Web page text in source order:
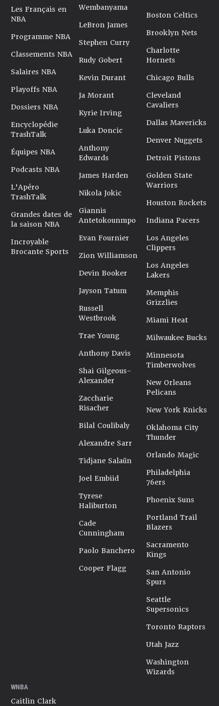
Dernière mise à jour le 13/08/2025
Les Français en
NBA
Programme NBA
Classements NBA
Salaires NBA
Playoffs NBA
Dossiers NBA
Encyclopédie
TrashTalk
Équipes NBA
Podcasts NBA
L'Apéro
TrashTalk
Grandes dates de
la saison NBA
Incroyable
Brocante Sports
Wembanyama
LeBron James
Stephen Curry
Rudy Gobert
Kevin Durant
Ja Morant
Kyrie Irving
Luka Doncic
Anthony
Edwards
James Harden
Nikola Jokic
Giannis
Antetokounmpo
Evan Fournier
Zion Williamson
Devin Booker
Jayson Tatum
Russell
Westbrook
Trae Young
Anthony Davis
Shai Gilgeous-
Alexander
Zaccharie
Risacher
Bilal Coulibaly
Alexandre Sarr
Tidjane Salaün
Joel Embiid
Tyrese
Haliburton
Cade
Cunningham
Paolo Banchero
Cooper Flagg
Boston Celtics
Brooklyn Nets
Charlotte
Hornets
Chicago Bulls
Cleveland
Cavaliers
Dallas Mavericks
Denver Nuggets
Detroit Pistons
Golden State
Warriors
Houston Rockets
Indiana Pacers
Los Angeles
Clippers
Los Angeles
Lakers
Memphis
Grizzlies
Miami Heat
Milwaukee Bucks
Minnesota
Timberwolves
New Orleans
Pelicans
New York Knicks
Oklahoma City
Thunder
Orlando Magic
Philadelphia
76ers
Phoenix Suns
Portland Trail
Blazers
Sacramento
Kings
San Antonio
Spurs
Seattle
Supersonics
Toronto Raptors
Utah Jazz
Washington
Wizards
WNBA
Caitlin Clark